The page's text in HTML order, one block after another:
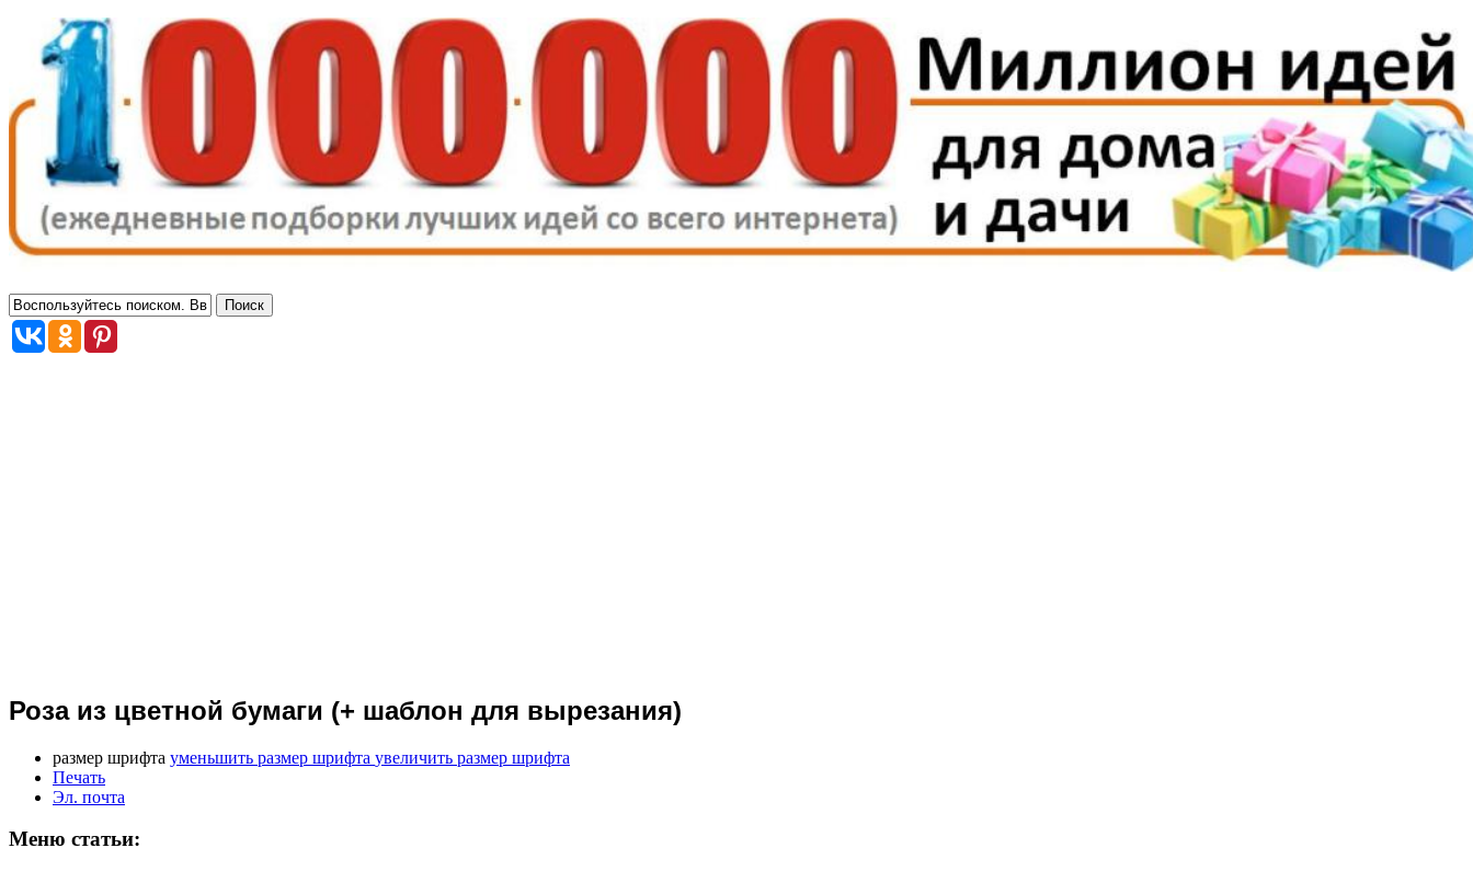
Роза из цветной бумаги (+ шаблон для вырезания)
размер шрифта уменьшить размер шрифта увеличить размер шрифта
Печать
Эл. почта
Меню статьи: